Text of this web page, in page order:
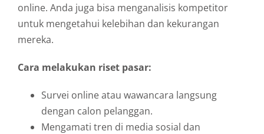
online. Anda juga bisa menganalisis kompetitor
untuk mengetahui kelebihan dan kekurangan
mereka.
Cara melakukan riset pasar:
Survei online atau wawancara langsung
dengan calon pelanggan.
Mengamati tren di media sosial dan